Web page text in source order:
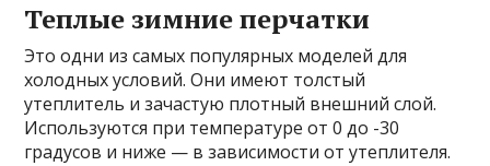
Теплые зимние перчатки
Это одни из самых популярных моделей для
холодных условий. Они имеют толстый
утеплитель и зачастую плотный внешний слой.
Используются при температуре от 0 до -30
градусов и ниже — в зависимости от утеплителя.